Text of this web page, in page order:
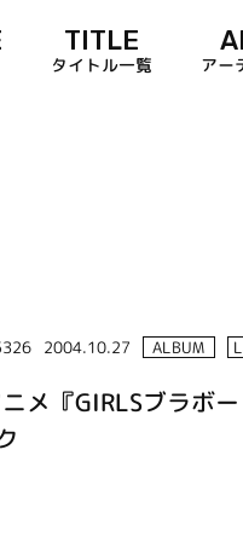
TITLE
タイトル一覧 アー
2004.10.27 ALBUM
メ『GIRLSブラボ